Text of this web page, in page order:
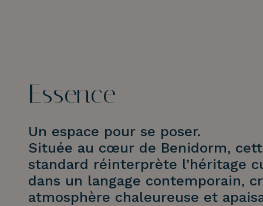
Essence
Un espace pour se poser.
Située au cœur de Benidorm,
standard réinterprète l’héritage
dans un langage contemporain,
atmosphère chaleureuse et